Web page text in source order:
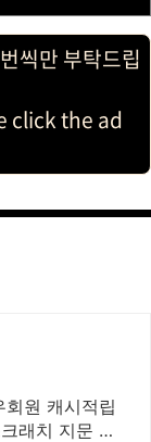
씩만 부탁드립
click the ad
원 캐시적립
래치 지문 걱